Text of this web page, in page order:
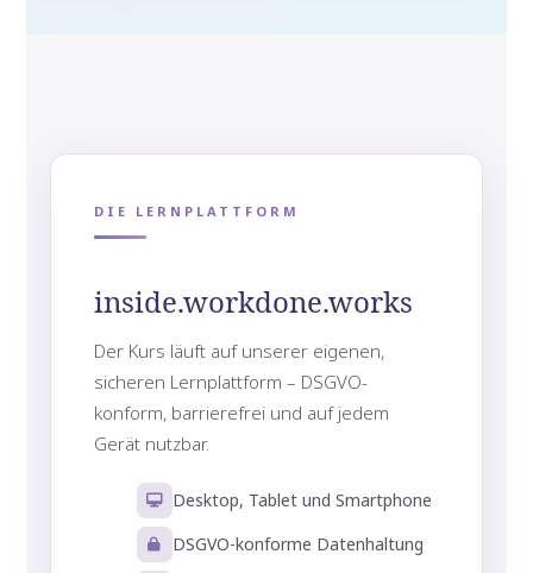
DIE LERNPLATTFORM
inside.workdone.works
Der Kurs läuft auf unserer eigenen,
sicheren Lernplattform – DSGVO-
konform, barrierefrei und auf jedem
Gerät nutzbar.
Desktop, Tablet und Smartphone
DSGVO-konforme Datenhaltung